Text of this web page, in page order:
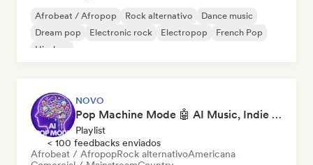
Afrobeat / Afropop Rock alternativo
Dance music
Dream pop
Electronic rock Electropop
French Pop
Hip-hop
NOVO
Pop Machine Mode 🤖 AI Music, Indie Pop & Dream Pop
Playlist
< 100 feedbacks enviados
Afrobeat / AfropopRock alternativoAmericana